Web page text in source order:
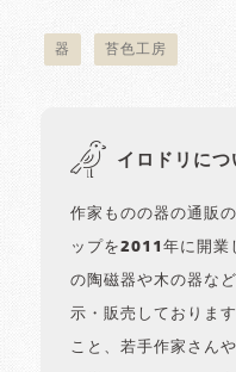
器 苔色工房
イロドリにつ
作家ものの器の通販
ップを2011年に開業
の陶磁器や木の器な
示・販売しておりま
こと、若手作家さん